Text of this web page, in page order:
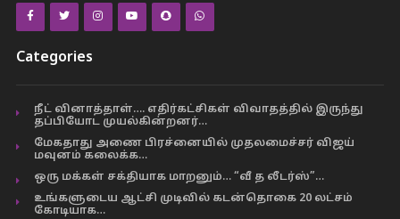
Categories
நீட் வினாத்தாள்…. எதிர்கட்சிகள் விவாதத்தில் இருந்து
தப்பியோட முயல்கின்றனர்…
மேகதாது அணை பிரச்னையில் முதலமைச்சர் விஜய்
மவுனம் கலைக்க…
ஒரு மக்கள் சக்தியாக மாறனும்… “வீ த லீடர்ஸ்”…
உங்களுடைய ஆட்சி முடிவில் கடன்தொகை 20 லட்சம்
கோடியாக…